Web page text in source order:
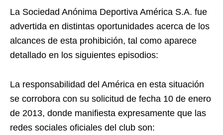
La Sociedad Anónima Deportiva América S.A. fue
advertida en distintas oportunidades acerca de los
alcances de esta prohibición, tal como aparece
detallado en los siguientes episodios:
La responsabilidad del América en esta situación
se corrobora con su solicitud de fecha 10 de enero
de 2013, donde manifiesta expresamente que las
redes sociales oficiales del club son: